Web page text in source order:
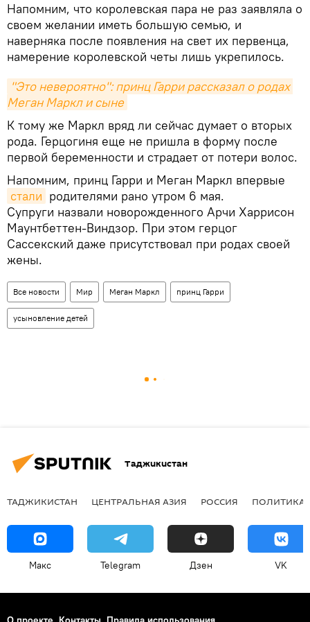
Напомним, что королевская пара не раз заявляла о
своем желании иметь большую семью, и
наверняка после появления на свет их первенца,
намерение королевской четы лишь укрепилось.
"Это невероятно": принц Гарри рассказал о родах
Меган Маркл и сыне
К тому же Маркл вряд ли сейчас думает о вторых
рода. Герцогиня еще не пришла в форму после
первой беременности и страдает от потери волос.
Напомним, принц Гарри и Меган Маркл впервые
стали родителями рано утром 6 мая.
Супруги назвали новорожденного Арчи Харрисон
Маунтбеттен-Виндзор. При этом герцог
Сассекский даже присутствовал при родах своей
жены.
Все новости Мир Меган Маркл принц Гарри
усыновление детей
Таджикистан
ТАДЖИКИСТАН ЦЕНТРАЛЬНАЯ АЗИЯ РОССИЯ ПОЛИТИКА
Макс Telegram Дзен VK